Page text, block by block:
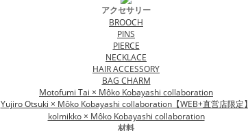
アクセサリー
BROOCH
PINS
PIERCE
NECKLACE
HAIR ACCESSORY
BAG CHARM
Motofumi Tai × Môko Kobayashi collaboration
Yujiro Otsuki × Môko Kobayashi collaboration【WEB+直営店限定】
kolmikko × Môko Kobayashi collaboration
材料